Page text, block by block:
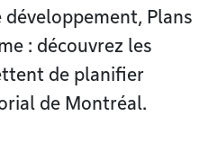
développement, Plans
: découvrez les
de planifier
de Montréal.